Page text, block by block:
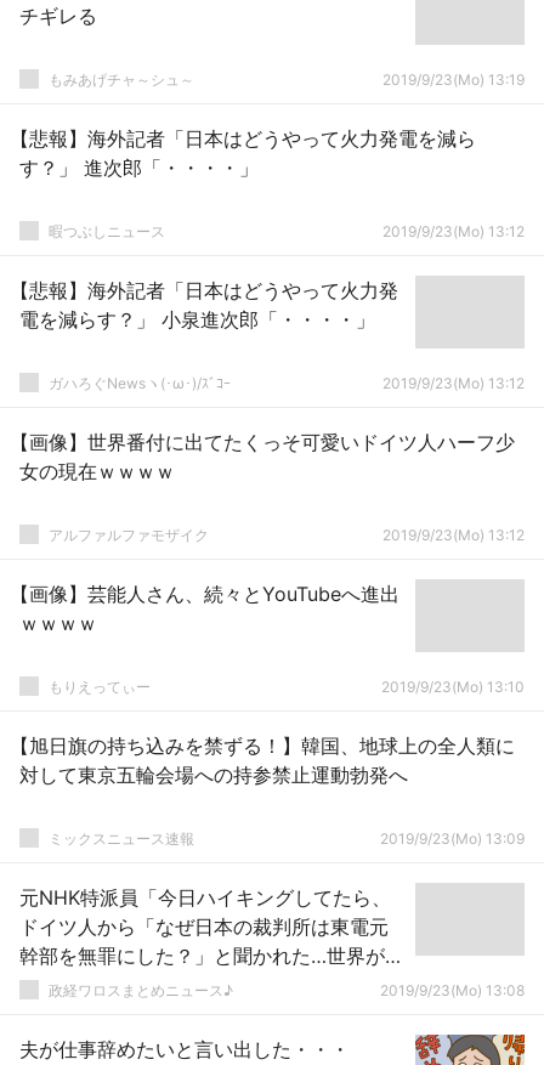
チギレる
もみあげチャ～シュ～ 2019/9/23(Mo) 13:19
【悲報】海外記者「日本はどうやって火力発電を減ら
す？」 進次郎「・・・・」
暇つぶしニュース 2019/9/23(Mo) 13:12
【悲報】海外記者「日本はどうやって火力発
電を減らす？」 小泉進次郎「・・・・」
ガハろぐNewsヽ(･ω･)/ｽﾞｺｰ 2019/9/23(Mo) 13:12
【画像】世界番付に出てたくっそ可愛いドイツ人ハーフ少
女の現在ｗｗｗｗ
アルファルファモザイク 2019/9/23(Mo) 13:12
【画像】芸能人さん、続々とYouTubeへ進出
ｗｗｗｗ
もりえってぃー 2019/9/23(Mo) 13:10
【旭日旗の持ち込みを禁ずる！】韓国、地球上の全人類に
対して東京五輪会場への持参禁止運動勃発へ
ミックスニュース速報 2019/9/23(Mo) 13:09
元NHK特派員「今日ハイキングしてたら、
ドイツ人から「なぜ日本の裁判所は東電元
幹部を無罪にした？」と聞かれた…世界が日
本を見る目は厳しい！」
政経ワロスまとめニュース♪ 2019/9/23(Mo) 13:08
夫が仕事辞めたいと言い出した・・・